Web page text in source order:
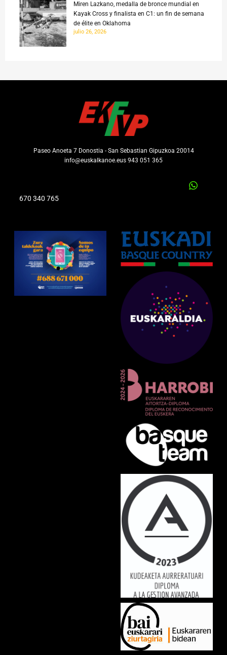
Miren Lazkano, medalla de bronce mundial en
Kayak Cross y finalista en C1: un fin de semana
de élite en Oklahoma
julio 26, 2026
Paseo Anoeta 7 Donostia - San Sebastian Gipuzkoa 20014
info@euskalkanoe.eus 943 051 365
670 340 765